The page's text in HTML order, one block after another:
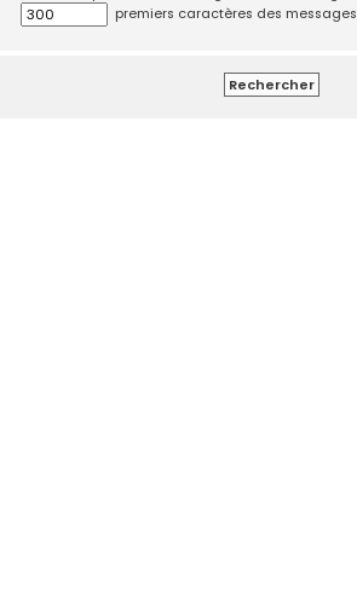
premiers caractères des messages